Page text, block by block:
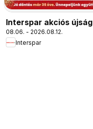
Interspar akciós újság
08.06. - 2026.08.12.
Interspar